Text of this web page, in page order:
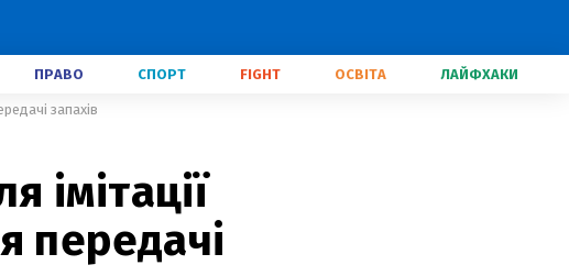
ПРАВО СПОРТ FIGHT ОСВІТА ЛАЙФХАКИ
запахів
імітації
передачі